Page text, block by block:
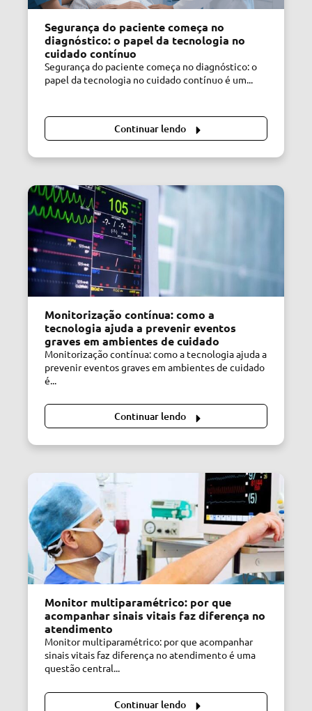
Segurança do paciente começa no
diagnóstico: o papel da tecnologia no
cuidado contínuo
Segurança do paciente começa no diagnóstico: o
papel da tecnologia no cuidado contínuo é um...
Continuar lendo
Monitorização contínua: como a
tecnologia ajuda a prevenir eventos
graves em ambientes de cuidado
Monitorização contínua: como a tecnologia ajuda a
prevenir eventos graves em ambientes de cuidado
é...
Continuar lendo
Monitor multiparamétrico: por que
acompanhar sinais vitais faz diferença no
atendimento
Monitor multiparamétrico: por que acompanhar
sinais vitais faz diferença no atendimento é uma
questão central...
Continuar lendo